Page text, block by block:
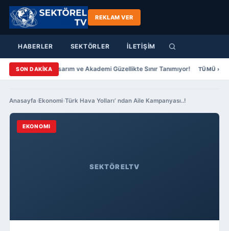
REKLAM VER
HABERLER SEKTÖRLER İLETİŞİM
SON DAKİKA
Yazıcıer Saç Tasarım ve Akademi Güzellikte Sınır Tanımıyor! Şenol
TÜMÜ ›
Anasayfa›Ekonomi›Türk Hava Yolları‘ ndan Aile Kampanyası..!
SEKTÖRELTV
EKONOMI